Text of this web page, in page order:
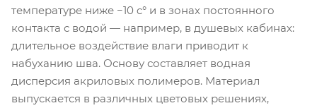
температуре ниже −10 c° и в зонах постоянного
контакта с водой — например, в душевых кабинах:
длительное воздействие влаги приводит к
набуханию шва. Основу составляет водная
дисперсия акриловых полимеров. Материал
выпускается в различных цветовых решениях,